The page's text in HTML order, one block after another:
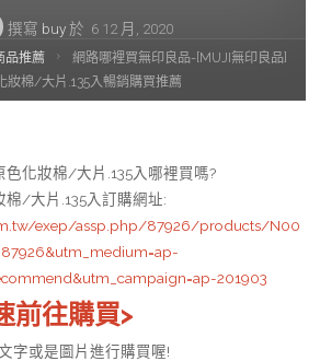
撰寫 buy於 6 12 月, 2020
品推薦
網路哪裡買無印良品-[MUJI無印良品]
妝棉/大片.135入暢銷購買推薦
色化妝棉/大片.135入哪裡買嗎?
棉/大片.135入訂購網址:
exep/assp.php/87926/products/N00
201903
前往購買>
字或是圖片進行購買喔!